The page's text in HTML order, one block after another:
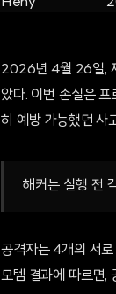
2026년 4월 26일,
았다. 이번 손실은
히 예방 가능했던 사
해커는 실행 전
공격자는 4개의 서
모템 결과에 따르면,